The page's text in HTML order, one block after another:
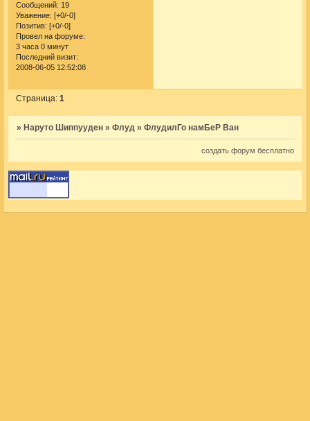
Сообщений: 19
Уважение: [+0/-0]
Позитив: [+0/-0]
Провел на форуме:
3 часа 0 минут
Последний визит:
2008-06-05 12:52:08
Страница:1
» Наруто Шиппууден »Флуд »ФлудилГо намБеР Ван
создать форум бесплатно